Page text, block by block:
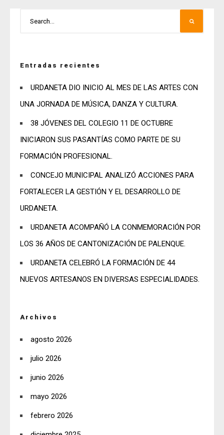
Entradas recientes
URDANETA DIO INICIO AL MES DE LAS ARTES CON
UNA JORNADA DE MÚSICA, DANZA Y CULTURA.
38 JÓVENES DEL COLEGIO 11 DE OCTUBRE
INICIARON SUS PASANTÍAS COMO PARTE DE SU
FORMACIÓN PROFESIONAL.
CONCEJO MUNICIPAL ANALIZÓ ACCIONES PARA
FORTALECER LA GESTIÓN Y EL DESARROLLO DE
URDANETA.
URDANETA ACOMPAÑÓ LA CONMEMORACIÓN POR
LOS 36 AÑOS DE CANTONIZACIÓN DE PALENQUE.
URDANETA CELEBRÓ LA FORMACIÓN DE 44
NUEVOS ARTESANOS EN DIVERSAS ESPECIALIDADES.
Archivos
agosto 2026
julio 2026
junio 2026
mayo 2026
febrero 2026